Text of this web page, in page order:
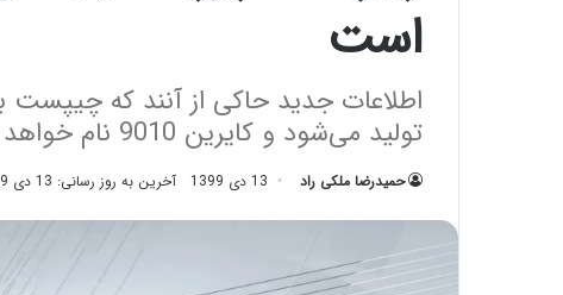
است
تولید می‌شود و کایرین 9010 نام خواهد داشت.
حمیدرضا ملکی راد 13 دی 1399 آخرین به روز رسانی: 13 دی 1399